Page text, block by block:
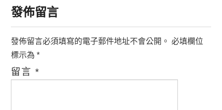
發佈留言
發佈留言必須填寫的電子郵件地址不會公開。 必填欄位
標示為*
留言*